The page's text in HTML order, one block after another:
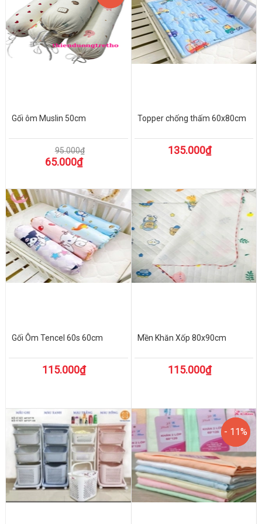
Gối ôm Muslin 50cm
95.000₫
65.000₫
Topper chống thấm 60x80cm
135.000₫
Gối Ôm Tencel 60s 60cm
115.000₫
Mền Khăn Xốp 80x90cm
115.000₫
- 11%
- 11%